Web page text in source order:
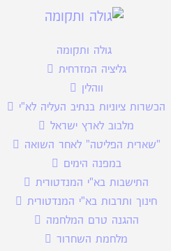
גולה ותקומה
גליציה המזרחית
ווהלין
הכשרות ציוניות בנתיב העליה לא"י
מלבוב לארץ ישראל
"שארית הפליטה" לאחר השואה
במפנה הימים
התישבות בא"י המנדטורית
חינוך ותרבות בא"י המנדטורית
ההגנה טרם המלחמה
מלחמת השחרור